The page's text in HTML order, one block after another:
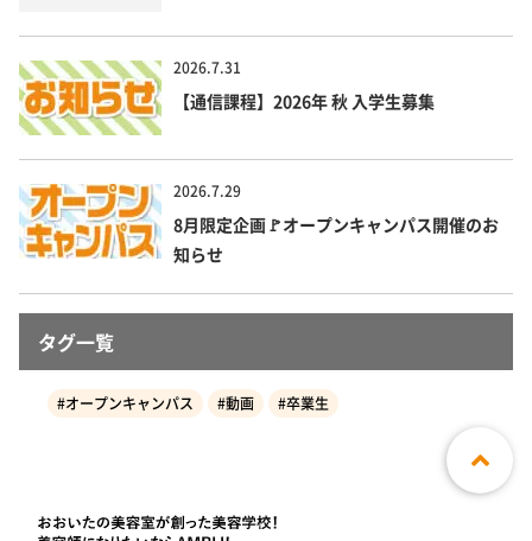
2026.7.31
【通信課程】2026年 秋 入学生募集
2026.7.29
8月限定企画🚩オープンキャンパス開催のお
知らせ
タグ一覧
#オープンキャンパス #動画 #卒業生